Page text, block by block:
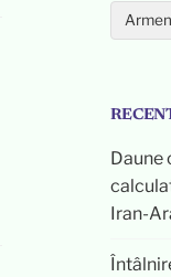
Daune
Iran-